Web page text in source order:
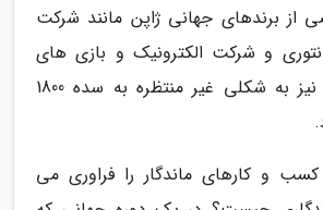
از برندهای جهانی ژاپن مانند شرکت
و شرکت الکترونیک و بازی های
کامپیوتری نینتندو نیز به شکلی غیر منتظره به سده 1800
کسب و کارهای ماندگار را فراوری می